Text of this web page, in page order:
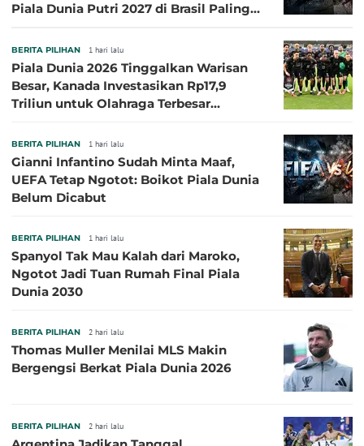
Piala Dunia Putri 2027 di Brasil Paling
BERITA PILIHAN 1 hari lalu
Piala Dunia 2026 Tinggalkan Warisan
Besar, Kanada Investasikan Rp17,9
Triliun untuk Olahraga Terbesar
BERITA PILIHAN 1 hari lalu
Gianni Infantino Sudah Minta Maaf,
UEFA Tetap Ngotot: Boikot Piala Dunia
Belum Dicabut
BERITA PILIHAN 1 hari lalu
Spanyol Tak Mau Kalah dari Maroko,
Ngotot Jadi Tuan Rumah Final Piala
Dunia 2030
BERITA PILIHAN 2 hari lalu
Thomas Muller Menilai MLS Makin
Bergengsi Berkat Piala Dunia 2026
BERITA PILIHAN 2 hari lalu